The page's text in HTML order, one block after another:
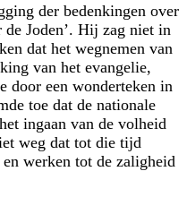
der bedenkingen over
Joden’. Hij zag niet in
dat het wegnemen van
van het evangelie,
door een wonderteken in
toe dat de nationale
ingaan van de volheid
weg dat tot die tijd
werken tot de zaligheid